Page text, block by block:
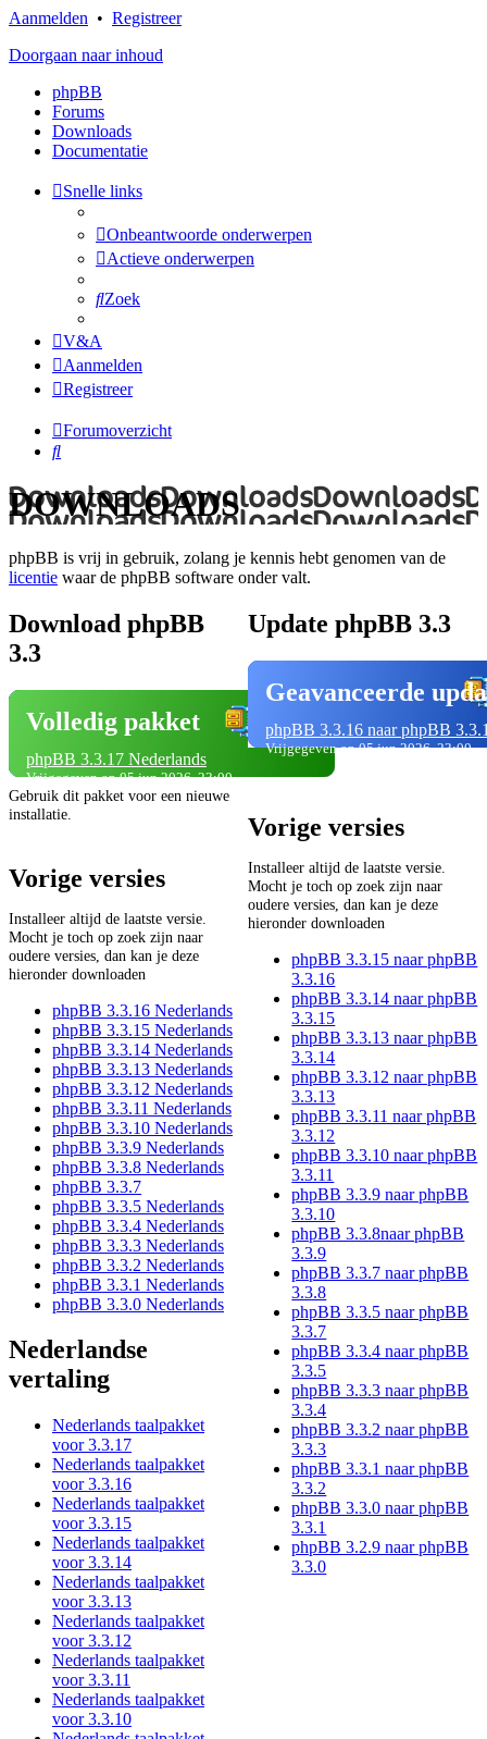
Aanmelden • Registreer
Doorgaan naar inhoud
phpBB
Forums
Downloads
Documentatie
Snelle links
Onbeantwoorde onderwerpen
Actieve onderwerpen
Zoek
V&A
Aanmelden
Registreer
Forumoverzicht
Zoek
DOWNLOADS
phpBB is vrij in gebruik, zolang je kennis hebt genomen van de
licentie waar de phpBB software onder valt.
Download phpBB
3.3
Volledig pakket
phpBB 3.3.17 Nederlands
Vrijgegeven op 05 jun 2026, 23:00
Gebruik dit pakket voor een nieuwe
installatie.
Vorige versies
Installeer altijd de laatste versie.
Mocht je toch op zoek zijn naar
oudere versies, dan kan je deze
hieronder downloaden
phpBB 3.3.16 Nederlands
phpBB 3.3.15 Nederlands
phpBB 3.3.14 Nederlands
phpBB 3.3.13 Nederlands
phpBB 3.3.12 Nederlands
phpBB 3.3.11 Nederlands
phpBB 3.3.10 Nederlands
phpBB 3.3.9 Nederlands
phpBB 3.3.8 Nederlands
phpBB 3.3.7
phpBB 3.3.5 Nederlands
phpBB 3.3.4 Nederlands
phpBB 3.3.3 Nederlands
phpBB 3.3.2 Nederlands
phpBB 3.3.1 Nederlands
phpBB 3.3.0 Nederlands
Nederlandse
vertaling
Nederlands taalpakket
voor 3.3.17
Nederlands taalpakket
voor 3.3.16
Nederlands taalpakket
voor 3.3.15
Nederlands taalpakket
voor 3.3.14
Nederlands taalpakket
voor 3.3.13
Nederlands taalpakket
voor 3.3.12
Nederlands taalpakket
voor 3.3.11
Nederlands taalpakket
voor 3.3.10
Update phpBB 3.3
Geavanceerde
phpBB 3.3.16 naar phpBB
Vrijgegeven op 05 jun 2026, 23:00
Vorige versies
Installeer altijd de laatste versie.
Mocht je toch op zoek zijn naar
oudere versies, dan kan je deze
hieronder downloaden
phpBB 3.3.15 naar phpBB
3.3.16
phpBB 3.3.14 naar phpBB
3.3.15
phpBB 3.3.13 naar phpBB
3.3.14
phpBB 3.3.12 naar phpBB
3.3.13
phpBB 3.3.11 naar phpBB
3.3.12
phpBB 3.3.10 naar phpBB
3.3.11
phpBB 3.3.9 naar phpBB
3.3.10
phpBB 3.3.8naar phpBB
3.3.9
phpBB 3.3.7 naar phpBB
3.3.8
phpBB 3.3.5 naar phpBB
3.3.7
phpBB 3.3.4 naar phpBB
3.3.5
phpBB 3.3.3 naar phpBB
3.3.4
phpBB 3.3.2 naar phpBB
3.3.3
phpBB 3.3.1 naar phpBB
3.3.2
phpBB 3.3.0 naar phpBB
3.3.1
phpBB 3.2.9 naar phpBB
3.3.0